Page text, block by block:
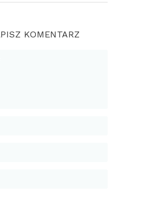
KOMENTARZ